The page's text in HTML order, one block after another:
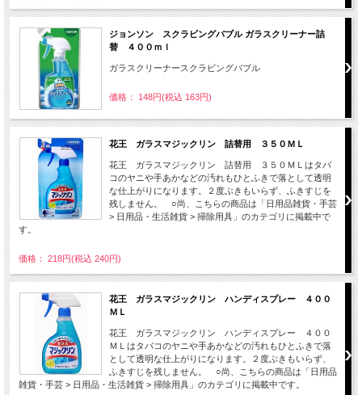
ジョンソン スクラビングバブル ガラスクリーナー詰
替 ４００ｍｌ
ガラスクリーナースクラビングバブル
価格： 148円(税込 163円)
花王 ガラスマジックリン 詰替用 ３５０ＭＬ
花王 ガラスマジックリン 詰替用 ３５０ＭＬはタバ
コのヤニや手あかなどの汚れもひとふきで落として透明
な仕上がりになります。２度ぶきもいらず、ふきすじを
残しません。 ○尚、こちらの商品は「日用品雑貨・手芸
> 日用品・生活雑貨 > 掃除用具」のカテゴリに掲載中で
す。
価格： 218円(税込 240円)
花王 ガラスマジックリン ハンディスプレー ４００
ＭＬ
花王 ガラスマジックリン ハンディスプレー ４００
ＭＬはタバコのヤニや手あかなどの汚れもひとふきで落
として透明な仕上がりになります。２度ぶきもいらず、
ふきすじを残しません。 ○尚、こちらの商品は「日用品
雑貨・手芸 > 日用品・生活雑貨 > 掃除用具」のカテゴリに掲載中です。